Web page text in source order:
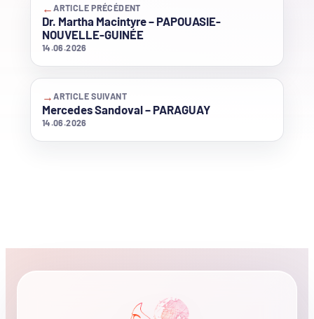
←ARTICLE PRÉCÉDENT
Dr. Martha Macintyre – PAPOUASIE-
NOUVELLE-GUINÉE
14.06.2026
→ARTICLE SUIVANT
Mercedes Sandoval – PARAGUAY
14.06.2026